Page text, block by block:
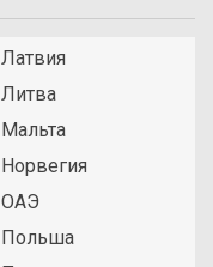
Латвия
Литва
Мальта
Норвегия
ОАЭ
Польша